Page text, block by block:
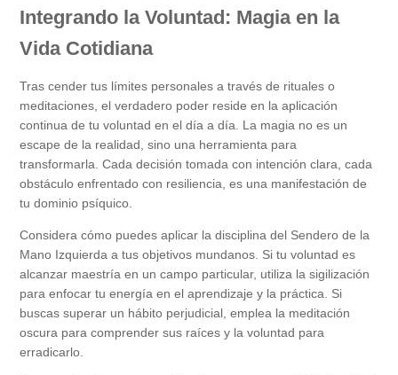
Integrando la Voluntad: Magia en la
Vida Cotidiana
Tras cender tus límites personales a través de rituales o
meditaciones, el verdadero poder reside en la aplicación
continua de tu voluntad en el día a día. La magia no es un
escape de la realidad, sino una herramienta para
transformarla. Cada decisión tomada con intención clara, cada
obstáculo enfrentado con resiliencia, es una manifestación de
tu dominio psíquico.
Considera cómo puedes aplicar la disciplina del Sendero de la
Mano Izquierda a tus objetivos mundanos. Si tu voluntad es
alcanzar maestría en un campo particular, utiliza la sigilización
para enfocar tu energía en el aprendizaje y la práctica. Si
buscas superar un hábito perjudicial, emplea la meditación
oscura para comprender sus raíces y la voluntad para
erradicarlo.